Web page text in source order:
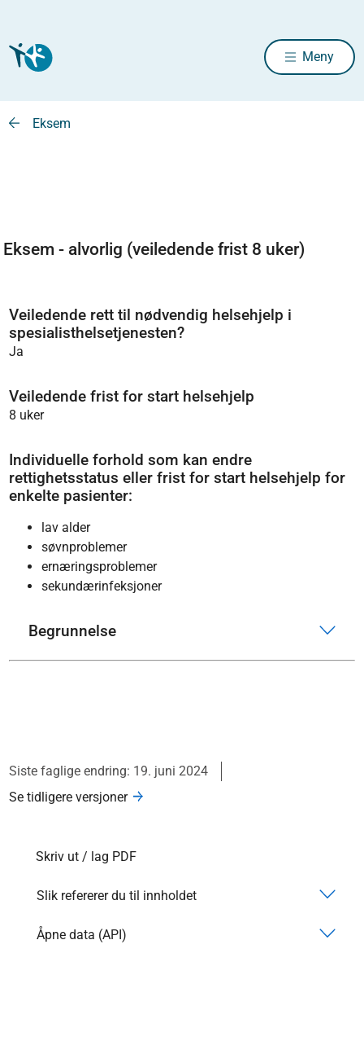
Meny
Eksem
Eksem - alvorlig (veiledende frist 8 uker)
Veiledende rett til nødvendig helsehjelp i
spesialisthelsetjenesten?
Ja
Veiledende frist for start helsehjelp
8 uker
Individuelle forhold som kan endre
rettighetsstatus eller frist for start helsehjelp for
enkelte pasienter:
lav alder
søvnproblemer
ernæringsproblemer
sekundærinfeksjoner
Begrunnelse
Siste faglige endring: 19. juni 2024
Se tidligere versjoner
Skriv ut / lag PDF
Slik refererer du til innholdet
Åpne data (API)